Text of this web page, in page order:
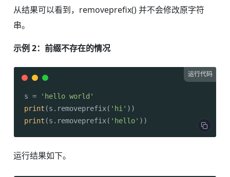
从结果可以看到，removeprefix() 并不会修改原字符
串。
示例 2：前缀不存在的情况
运行代码
s =
'hello world'
print (s.removeprefix( 'hi'
print (s.removeprefix( 'hello' ))
运行结果如下。